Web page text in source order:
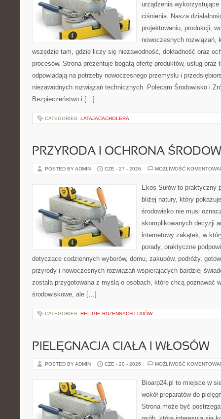
urządzenia
ciśnienia. Nasza
projektowaniu, produkcji,
nowoczesnych rozwiązań,
wszędzie tam, gdzie liczy się niezawodność, dokładność oraz
procesów. Strona prezentuje bogatą ofertę produktów, usług oraz
odpowiadają na potrzeby nowoczesnego przemysłu i
niezawodnych rozwiązań technicznych. Polecam Środowisko i
Bezpieczeństwo i […]
CATEGORIES: LATAJACACHOLERA
PRZYRODA I OCHRONA
POSTED BY ADMIN CZE - 27 - 2026 MOŻLIWOŚĆ
Ekos-Sułów to praktyczny
bliżej natury, który
środowisko nie musi
skomplikowanych decyzji
internetowy zakątek, w
porady, praktyczne
dotyczące codziennych wyborów, domu, zakupów, podróży,
przyrody i nowoczesnych rozwiązań wspierających bardziej
została przygotowana z myślą o osobach, które chcą poznawać
środowiskowe, ale […]
CATEGORIES: RELIGIE RDZENNYCH LUDÓW
PIELĘGNACJA CIAŁA I WŁOSÓW
POSTED BY ADMIN CZE - 20 - 2026 MOŻLIWOŚĆ
Bioarp24.pl to miejsce w
wokół preparatów do
Strona może być